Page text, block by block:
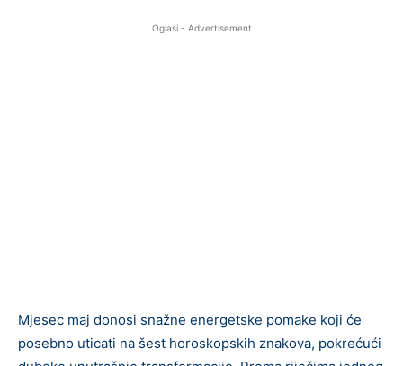
Oglasi - Advertisement
Mjesec maj donosi snažne energetske pomake koji će
posebno uticati na šest horoskopskih znakova, pokrećući